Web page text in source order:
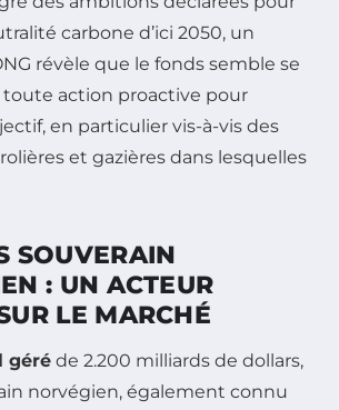
carbone d’ici 2050, un
révèle que le fonds semble se
action proactive pour
en particulier vis-à-vis des
et gazières dans lesquelles
SOUVERAIN
: UN ACTEUR
LE MARCHÉ
géré de 2.200 milliards de dollars,
norvégien, également connu